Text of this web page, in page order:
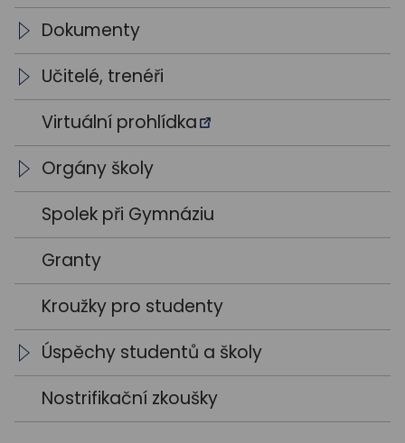
Dokumenty
Školní vzdělávací programy
Výroční zprávy
Výsledky VŘ
Učitelé, trenéři
Vedení školy
Vyučující
Trenéři
Virtuální prohlídka
Orgány školy
Studentský parlament
Školská rada
Spolek při Gymnáziu
Granty
Kroužky pro studenty
Úspěchy studentů a školy
Školní rok 2021 / 2022
Nostrifikační zkoušky